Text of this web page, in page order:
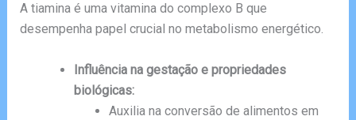
A tiamina é uma vitamina do complexo B que
desempenha papel crucial no metabolismo energético.
Influência na gestação e propriedades
biológicas:
Auxilia na conversão de alimentos em